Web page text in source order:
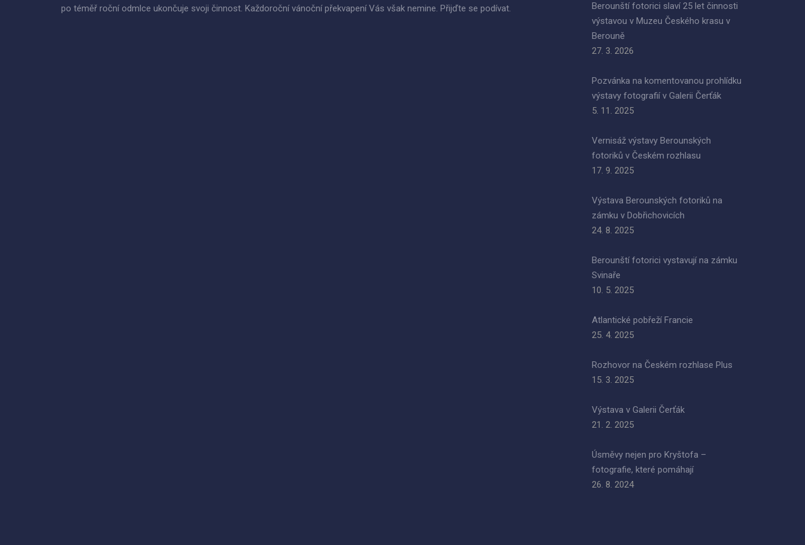
po téměř roční odmlce ukončuje svoji činnost. Každoroční vánoční překvapení Vás však nemine. Přijďte se podívat.
Berounští fotorici slaví 25 let činnosti
výstavou v Muzeu Českého krasu v
Berouně
27. 3. 2026
Pozvánka na komentovanou prohlídku
výstavy fotografií v Galerii Čerťák
5. 11. 2025
Vernisáž výstavy Berounských
fotoriků v Českém rozhlasu
17. 9. 2025
Výstava Berounských fotoriků na
zámku v Dobřichovicích
24. 8. 2025
Berounští fotorici vystavují na zámku
Svinaře
10. 5. 2025
Atlantické pobřeží Francie
25. 4. 2025
Rozhovor na Českém rozhlase Plus
15. 3. 2025
Výstava v Galerii Čerťák
21. 2. 2025
Úsměvy nejen pro Kryštofa –
fotografie, které pomáhají
26. 8. 2024